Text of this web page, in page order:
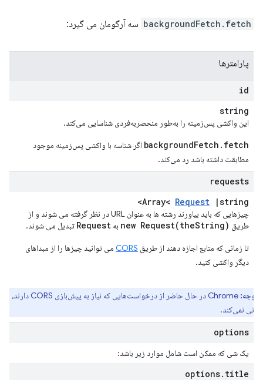
backgroundFetch.fetch سه آرگومان می گیرد:
پارامترها
id
string
این واکشی پس‌زمینه را به‌طور منحصربه‌فردی شناسایی می‌کند.
backgroundFetch.fetch اگر شناسه با واکشی پس‌زمینه موجود
مطابقت داشته باشد رد می‌کند.
requests
Array< Request |string>
چیزهایی که باید بیاورند رشته ها به عنوان URL در نظر گرفته می شوند و از
طریق
new Request(theString) به Request تبدیل می شوند.
تا زمانی که منابع اجازه دهند از طریق CORS می توانید چیزها را از مبداهای
دیگر واکشی کنید.
توجه:
Chrome در حال حاضر از درخواست‌هایی که نیاز به پیش‌بازی CORS دارند،
نمی‌کند.
options
یک شی که ممکن است شامل موارد زیر باشد:
options. title